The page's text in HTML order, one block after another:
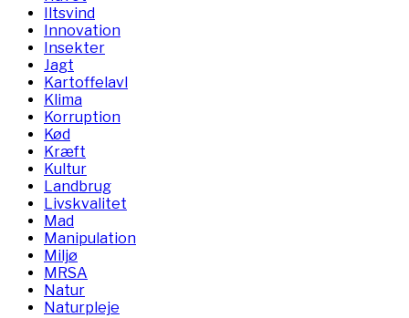
Iltsvind
Innovation
Insekter
Jagt
Kartoffelavl
Klima
Korruption
Kød
Kræft
Kultur
Landbrug
Livskvalitet
Mad
Manipulation
Miljø
MRSA
Natur
Naturpleje